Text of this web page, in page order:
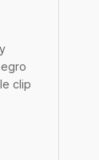
clip